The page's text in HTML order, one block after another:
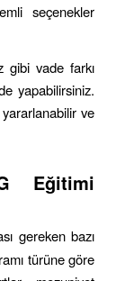
seçenekler
gibi vade farkı
yapabilirsiniz.
ve
Eğitimi
gereken bazı
türüne göre